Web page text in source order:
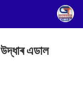
এডাল